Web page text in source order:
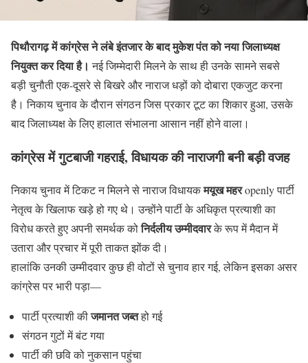
पिथौरागढ़ में कांग्रेस ने लंबे इंतजार के बाद मुकेश पंत को नया जिलाध्यक्ष
नियुक्त कर दिया है। नई जिम्मेदारी मिलने के साथ ही उनके सामने सबसे
बड़ी चुनौती एक-दूसरे से बिखरे और नाराज धड़ों को दोबारा एकजुट करना
है। निकाय चुनाव के दौरान संगठन जिस प्रकार टूट का शिकार हुआ, उसके
बाद जिलाध्यक्ष के लिए हालात संभालना आसान नहीं होने वाला।
कांग्रेस में गुटबाजी गहराई, विधायक की नाराजगी बनी बड़ी वजह
निकाय चुनाव में टिकट न मिलने से नाराज विधायकमयूख महरopenly पार्टी
नेतृत्व के खिलाफ खड़े हो गए थे। उन्होंने पार्टी के अधिकृत प्रत्याशी का
विरोध करते हुए अपनी समर्थक कोनिर्दलीय उम्मीदवारके रूप में मैदान में
उतारा और प्रचार में पूरी ताकत झोंक दी।
हालांकि उनकी उम्मीदवार कुछ ही वोटों से चुनाव हार गई, लेकिन इसका असर
कांग्रेस पर भारी पड़ा—
पार्टी प्रत्याशी कीजमानत जब्तहो गई
संगठन गुटों में बंट गया
पार्टी की छवि को नुकसान पहुंचा